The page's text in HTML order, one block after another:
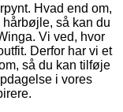
Hvad end om,
så kan du
Vi ved, hvor
Derfor har vi et
så du kan tilføje
i vores